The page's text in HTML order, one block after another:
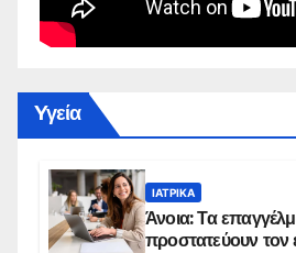
Yγεία
ΙΑΤΡΙΚΆ
Άνοια: Τα
προστατεύουν τον